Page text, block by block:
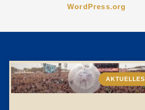
WordPress.org
AKTUELLES